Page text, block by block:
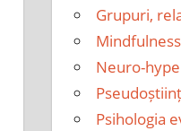
Grupuri,
Mindfulness
Neuro-hype
Psihologia